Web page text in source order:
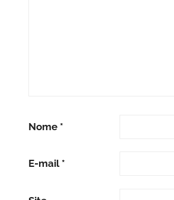
Nome *
E-mail *